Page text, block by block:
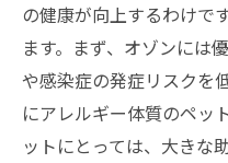
の健康が向上するわけで
ます。まず、オゾンには
や感染症の発症リスクを
にアレルギー体質のペッ
ットにとっては、大きな